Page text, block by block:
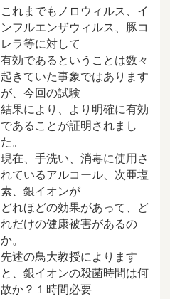
これまでもノロウィルス、イ
ンフルエンザウィルス、豚コ
レラ等に対して
有効であるということは数々
起きていた事象ではあります
が、今回の試験
結果により、より明確に有効
であることが証明されまし
た。
現在、手洗い、消毒に使用さ
れているアルコール、次亜塩
素、銀イオンが
どれほどの効果があって、ど
れだけの健康被害があるの
か。
先述の鳥大教授によります
と、銀イオンの殺菌時間は何
故か？１時間必要